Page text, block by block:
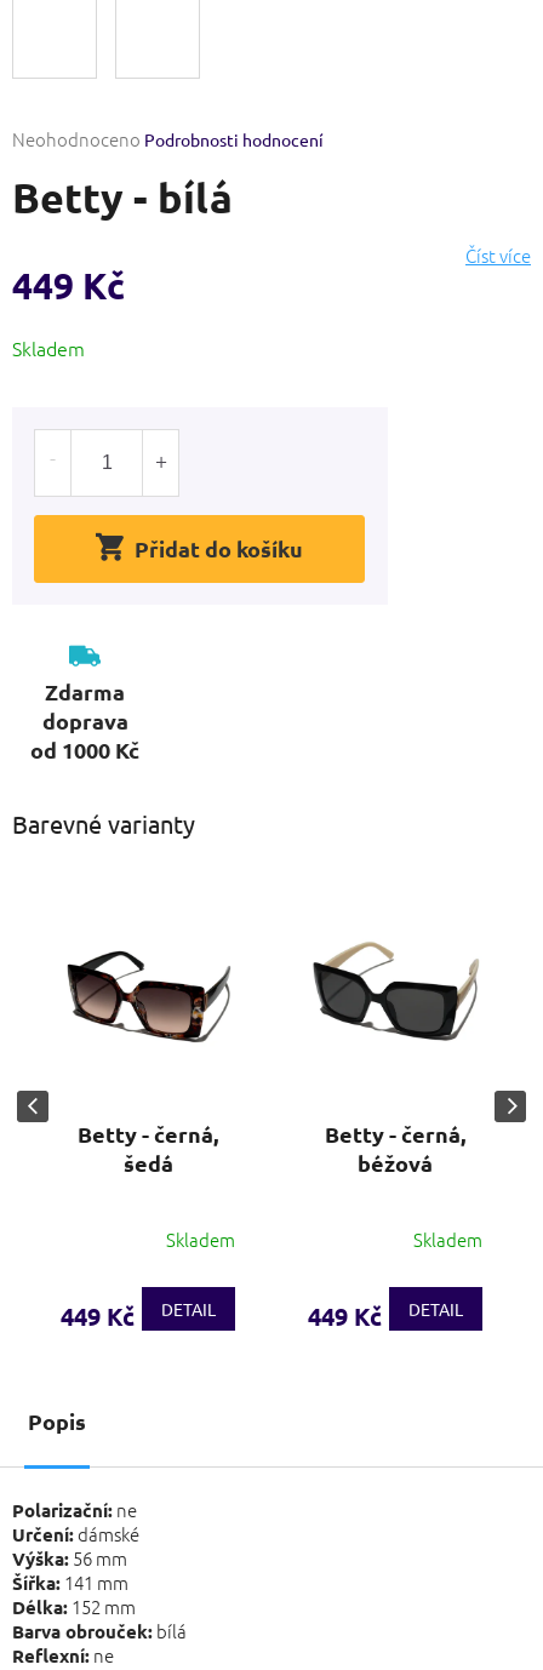
Průměrné
produktu
je
5
hvězdiček.
Neohodnoceno Podrobnosti hodnocení
Betty - bílá
Číst více
449 Kč
cena:
Skladem
Přidat do košíku
Zdarma
doprava
od 1000 Kč
Barevné varianty
Betty - černá,
šedá
Skladem
449 Kč DETAIL
Betty - černá,
béžová
Skladem
449 Kč DETAIL
Popis
Polarizační: ne
Určení:dámské
Výška: 56 mm
Šířka: 141 mm
Délka: 152 mm
Barva obrouček: bílá
Reflexní: ne